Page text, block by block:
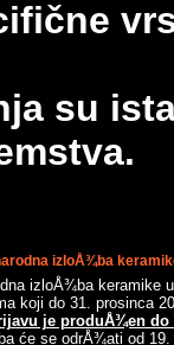
su
izloÅ¾ba
izloÅ¾ba keramike
koji do 31. prosinca
je produÅ¾en do
će se odrÅ¾ati od 19.